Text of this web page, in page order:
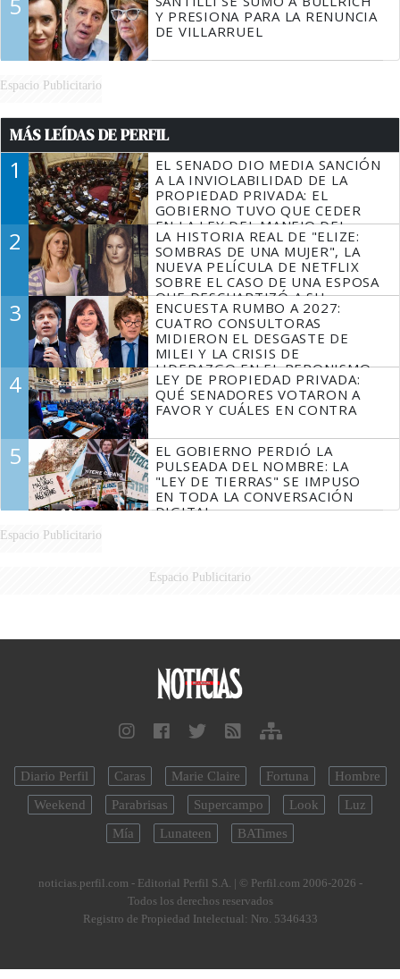
Y PRESIONA PARA LA RENUNCIA
DE VILLARRUEL
Espacio Publicitario
MÁS LEÍDAS DE PERFIL
1
EL SENADO DIO MEDIA SANCIÓN
A LA INVIOLABILIDAD DE LA
PROPIEDAD PRIVADA: EL
GOBIERNO TUVO QUE CEDER
EN LA LEY DEL MANEJO DEL
FUEGO
2
LA HISTORIA REAL DE "ELIZE:
SOMBRAS DE UNA MUJER", LA
NUEVA PELÍCULA DE NETFLIX
SOBRE EL CASO DE UNA ESPOSA
QUE DESCUARTIZÓ A SU
MARIDO
3
ENCUESTA RUMBO A 2027:
CUATRO CONSULTORAS
MIDIERON EL DESGASTE DE
MILEI Y LA CRISIS DE
LIDERAZGO EN EL PERONISMO
4
LEY DE PROPIEDAD PRIVADA:
QUÉ SENADORES VOTARON A
FAVOR Y CUÁLES EN CONTRA
5
EL GOBIERNO PERDIÓ LA
PULSEADA DEL NOMBRE: LA
"LEY DE TIERRAS" SE IMPUSO
EN TODA LA CONVERSACIÓN
DIGITAL
Espacio Publicitario
Espacio Publicitario
Diario Perfil Caras Marie Claire Fortuna
Hombre
Weekend
Parabrisas Supercampo Look
Luz
Mía
Lunateen BATimes
noticias.perfil.com - Editorial Perfil S.A. | © Perfil.com 2006-2026 -
Todos los derechos reservados
Registro de Propiedad Intelectual: Nro. 5346433